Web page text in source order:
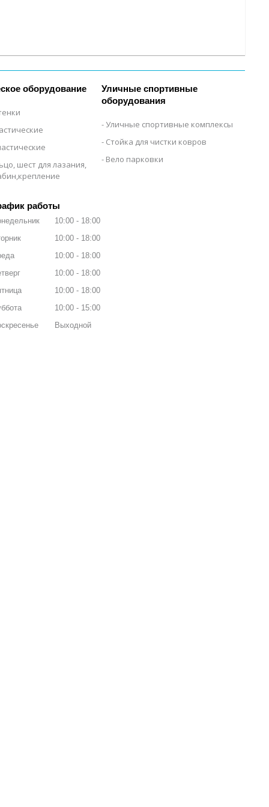
оборудование
шест для лазания,
Уличные спортивные
оборудования
Уличные спортивные комплексы
Стойка для чистки ковров
Вело парковки
работы
10:00
18:00
10:00
18:00
10:00
18:00
10:00
18:00
10:00
18:00
10:00
15:00
Выходной